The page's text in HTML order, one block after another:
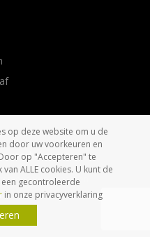
voorbehouden.
voorwaarden
op deze website om u de
door uw voorkeuren en
op "Accepteren" te
ALLE cookies. U kunt de
gecontroleerde
in onze privacyverklaring